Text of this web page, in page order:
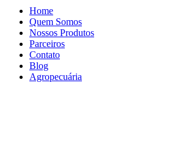
Home
Quem Somos
Nossos Produtos
Parceiros
Contato
Blog
Agropecuária